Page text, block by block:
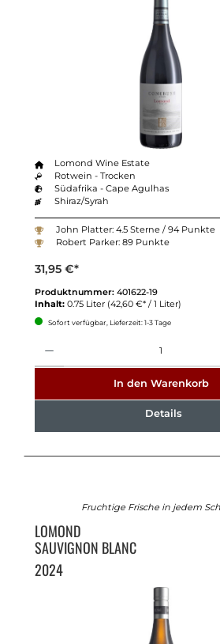
Lomond Wine Estate
Rotwein - Trocken
Südafrika - Cape Agulhas
Shiraz/Syrah
John Platter: 4.5 Sterne / 94 Punkte
Robert Parker: 89 Punkte
31,95 €*
Produktnummer: 401622-19
Inhalt: 0.75 Liter (42,60 €* / 1 Liter)
Sofort verfügbar, Lieferzeit: 1-3 Tage
In den Warenkorb
Details
Fruchtige Frische in jedem
LOMOND
SAUVIGNON BLANC
2024